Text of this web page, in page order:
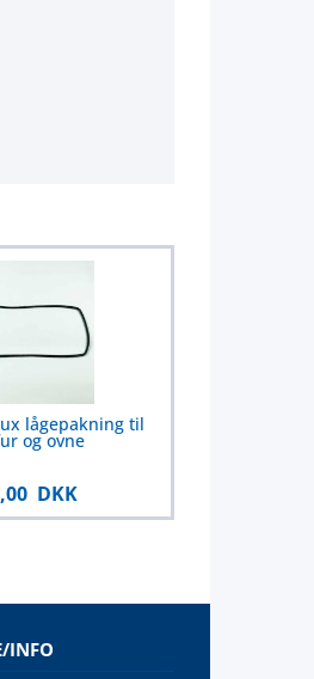
lågepakning til
og ovne
DKK
INFO